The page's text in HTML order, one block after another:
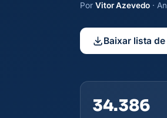
Por Vitor Azevedo ·
Baixar lista
34.386